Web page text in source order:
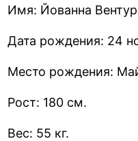
Имя: Йованна
Дата рождения: 24
Место рождения:
Рост: 180 см.
Вес: 55 кг.